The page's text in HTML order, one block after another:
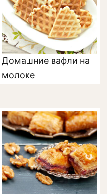
Домашние вафли на
молоке